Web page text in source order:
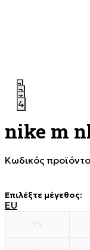
1
2
3
4
nike m
Κωδικός
Επιλέξτε μέγεθος:
EU